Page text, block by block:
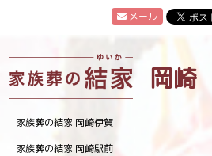
メール
岡崎
家族葬の結家 岡崎伊賀
家族葬の結家 岡崎駅前